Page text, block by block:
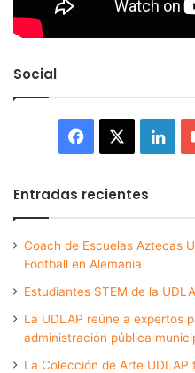
Social
Facebook
Entradas recientes
Coach de Escuelas Aztecas
Football en Alemania
Estudiantes STEM de la
La UDLAP reúne a expertos
administración pública
La Colección de Arte